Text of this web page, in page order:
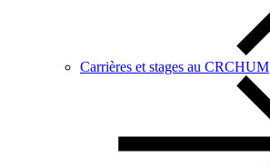
Carrières et stages au CRCHUM